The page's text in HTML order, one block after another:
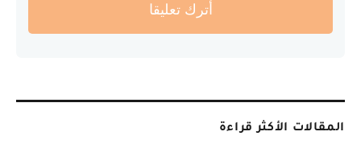
أترك تعليقا
المقالات الأكثر قراءة